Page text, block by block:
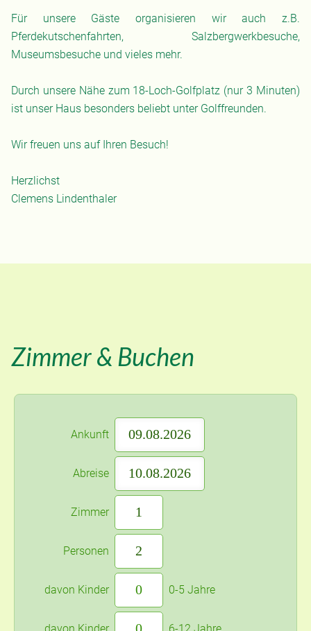
Für unsere Gäste organisieren wir auch z.B.
Pferdekutschenfahrten, Salzbergwerkbesuche,
Museumsbesuche und vieles mehr.
Durch unsere Nähe zum 18-Loch-Golfplatz (nur 3 Minuten)
ist unser Haus besonders beliebt unter Golffreunden.
Wir freuen uns auf Ihren Besuch!
Herzlichst
Clemens Lindenthaler
Zimmer & Buchen
Ankunft
Abreise
Zimmer
Personen
davon Kinder 0-5 Jahre
davon Kinder 6-12 Jahre